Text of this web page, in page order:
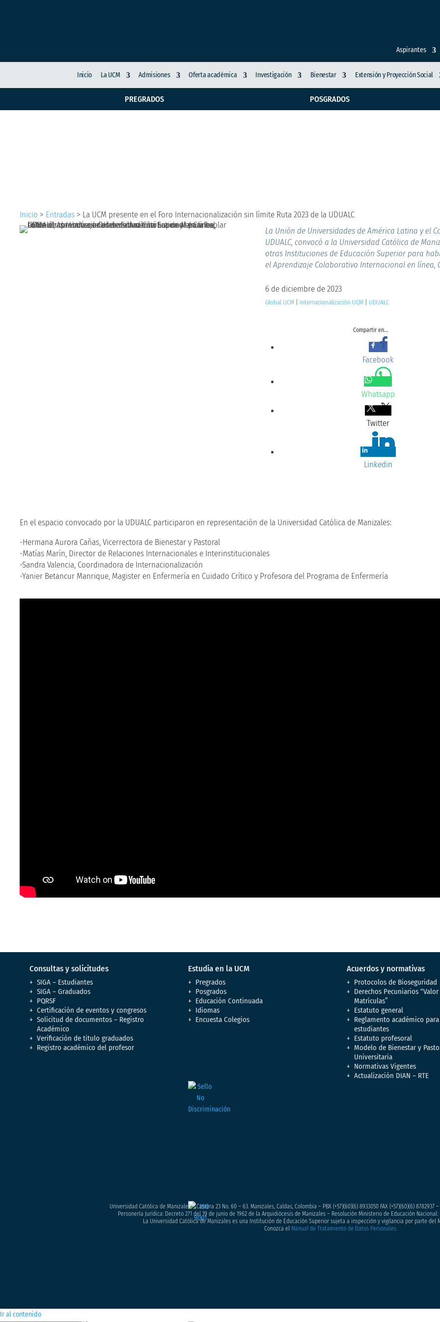
Aspirantes
Inicio La UCM Admisiones Oferta académica Investigación Bienestar Extensión y Proyección Social
PREGRADOS POSGRADOS
Inicio > Entradas > La UCM presente en el Foro Internacionalización sin límite Ruta 2023 de la UDUALC
La Unión de Universidades de América Latina y el
UDUALC, convocó a la Universidad Católica de
otras Instituciones de Educación Superior para
el Aprendizaje Colaborativo Internacional en línea,
6 de diciembre de 2023
Global UCM Internacionalización UCM UDUALC
Compartir en...
Facebook
Whatsapp
Twitter
Linkedin
En el espacio convocado por la UDUALC participaron en representación de la Universidad Católica de Manizales:
-Hermana Aurora Cañas, Vicerrectora de Bienestar y Pastoral
-Matías Marín, Director de Relaciones Internacionales e Interinstitucionales
-Sandra Valencia, Coordinadora de Internacionalización
-Yanier Betancur Manrique, Magister en Enfermería en Cuidado Crítico y Profesora del Programa de Enfermería
Consultas y solicitudes
SIGA – Estudiantes
SIGA – Graduados
PQRSF
Certificación de eventos y congresos
Solicitud de documentos – Registro
Académico
Verificación de titulo graduados
Registro académico del profesor
Estudia en la UCM
Pregrados
Posgrados
Educación Continuada
Idiomas
Encuesta Colegios
Acuerdos y normativas
Protocolos de Bioseguridad
Derechos Pecuniarios “Valor
Matrículas”
Estatuto general
Reglamento académico para
estudiantes
Estatuto profesoral
Modelo de Bienestar y
Universitaria
Normativas Vigentes
Actualización DIAN – RTE
Universidad Católica de Manizales – Carrera 23 No. 60 – 63. Manizales, Caldas, Colombia – PBX (+57)(60)(6) 8933050FAX (+57)(60)(6) 8782937
Personería Jurídica: Decreto 271 del 19 de junio de 1962 de la Arquidiócesis de Manizales – Resolución Ministerio de Educación
La Universidad Católica de Manizales es una Institución de Educación Superior sujeta a inspección y vigilancia por parte del
Conozca el Manual de Tratamiento de Datos Personales
Ir al contenido